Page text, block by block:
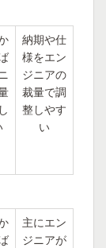
納期や仕
様をエン
ジニアの
裁量で調
整しやす
い
主にエン
ジニアが